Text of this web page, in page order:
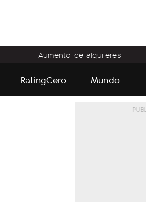
Aumento de alquileres
RatingCero Mundo